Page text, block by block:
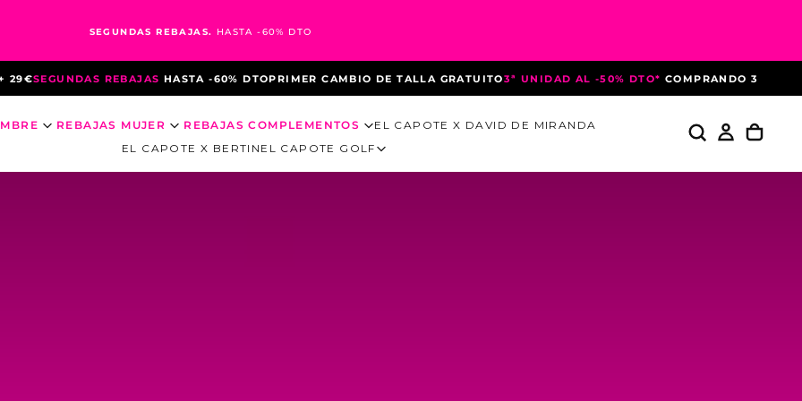
SEGUNDAS REBAJAS. HASTA -60% DTO
HASTA -60% DTOPRIMER CAMBIO DE TALLA GRATUITO3ª UNIDAD AL -50% DTO* COMPRANDO 3 PRENDASHASTA EL 10 DE
REBAJAS MUJER REBAJAS COMPLEMENTOS
EL CAPOTE X DAVID DE MIRANDA
EL CAPOTE X BERTIN EL CAPOTE GOLF